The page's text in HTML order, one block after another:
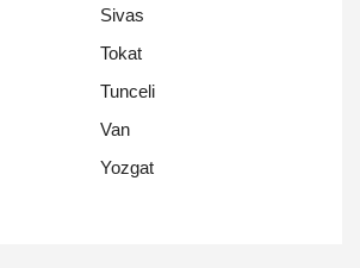
Sivas
Tokat
Tunceli
Van
Yozgat